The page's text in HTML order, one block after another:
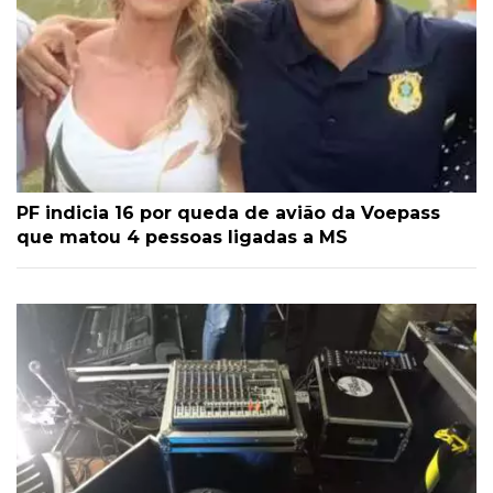
PF indicia 16 por queda de avião da Voepass
que matou 4 pessoas ligadas a MS